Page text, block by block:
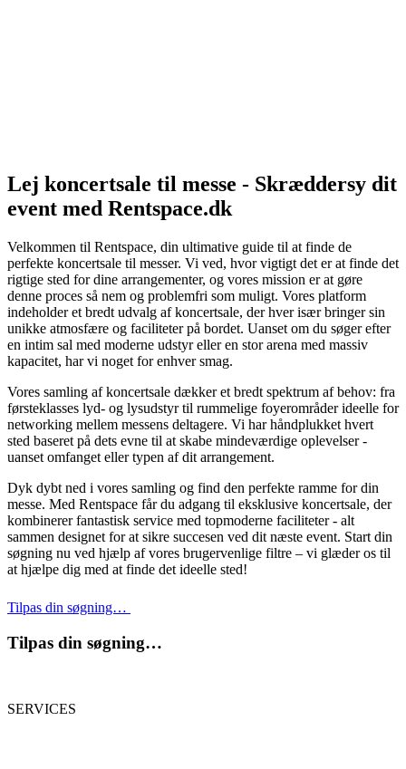
Lej koncertsale til messe - Skræddersy dit
event med Rentspace.dk
Velkommen til Rentspace, din ultimative guide til at finde de
perfekte koncertsale til messer. Vi ved, hvor vigtigt det er at finde det
rigtige sted for dine arrangementer, og vores mission er at gøre
denne proces så nem og problemfri som muligt. Vores platform
indeholder et bredt udvalg af koncertsale, der hver især bringer sin
unikke atmosfære og faciliteter på bordet. Uanset om du søger efter
en intim sal med moderne udstyr eller en stor arena med massiv
kapacitet, har vi noget for enhver smag.
Vores samling af koncertsale dækker et bredt spektrum af behov: fra
førsteklasses lyd- og lysudstyr til rummelige foyerområder ideelle for
networking mellem messens deltagere. Vi har håndplukket hvert
sted baseret på dets evne til at skabe mindeværdige oplevelser -
uanset omfanget eller typen af dit arrangement.
Dyk dybt ned i vores samling og find den perfekte ramme for din
messe. Med Rentspace får du adgang til eksklusive koncertsale, der
kombinerer fantastisk service med topmoderne faciliteter - alt
sammen designet for at sikre succesen ved dit næste event. Start din
søgning nu ved hjælp af vores brugervenlige filtre – vi glæder os til
at hjælpe dig med at finde det ideelle sted!
Tilpas din søgning…
Tilpas din søgning…
SERVICES